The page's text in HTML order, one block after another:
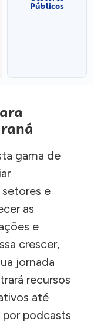
Públicos
gama de
e
as
e
crescer,
jornada
recursos
até
por podcasts